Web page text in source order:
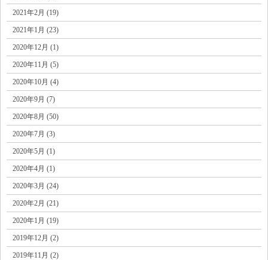
2021年2月 (19)
2021年1月 (23)
2020年12月 (1)
2020年11月 (5)
2020年10月 (4)
2020年9月 (7)
2020年8月 (50)
2020年7月 (3)
2020年5月 (1)
2020年4月 (1)
2020年3月 (24)
2020年2月 (21)
2020年1月 (19)
2019年12月 (2)
2019年11月 (2)